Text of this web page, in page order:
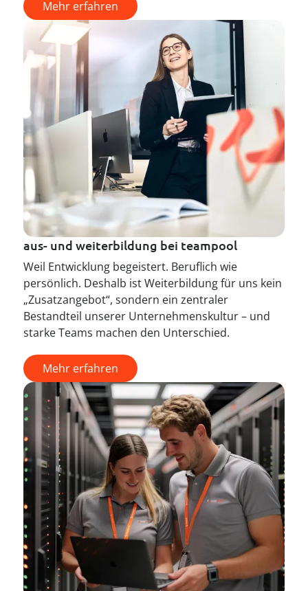
Mehr erfahren
aus- und weiterbildung bei teampool
Weil Entwicklung begeistert. Beruflich wie
persönlich. Deshalb ist Weiterbildung für uns kein
„Zusatzangebot“, sondern ein zentraler
Bestandteil unserer Unternehmenskultur – und
starke Teams machen den Unterschied.
Mehr erfahren